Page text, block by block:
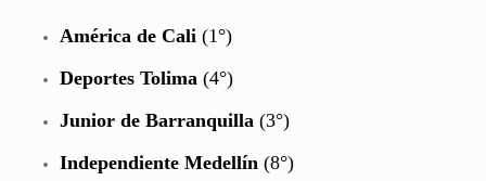
América de Cali (1°)
Deportes Tolima (4°)
Junior de Barranquilla (3°)
Independiente Medellín (8°)